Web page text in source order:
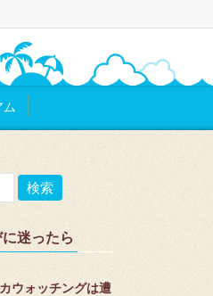
ム
迷ったら
ウォッチングは遭